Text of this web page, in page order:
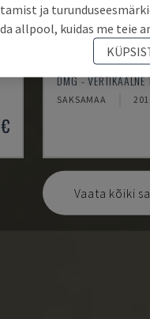
ECOMILL 800 V
DMG - VERTIKAALNE
SAKSAMAA
Vaata kõiki
ja
allpool, kuidas me teie